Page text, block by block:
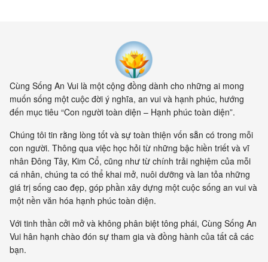
kết nối. Khía cạnh quan trọng
nhất của sự sống không còn là
vật nữa, mà là mối liên hệ giữa
các vật.
Cùng Sống An Vui là một cộng đồng dành cho những ai mong
muốn sống một cuộc đời ý nghĩa, an vui và hạnh phúc, hướng
đến mục tiêu “Con người toàn diện – Hạnh phúc toàn diện”.
Chúng tôi tin rằng lòng tốt và sự toàn thiện vốn sẵn có trong mỗi
con người. Thông qua việc học hỏi từ những bậc hiền triết và vĩ
nhân Đông Tây, Kim Cổ, cũng như từ chính trải nghiệm của mỗi
cá nhân, chúng ta có thể khai mở, nuôi dưỡng và lan tỏa những
giá trị sống cao đẹp, góp phần xây dựng một cuộc sống an vui và
một nền văn hóa hạnh phúc toàn diện.
Với tinh thần cởi mở và không phân biệt tông phái, Cùng Sống An
Vui hân hạnh chào đón sự tham gia và đồng hành của tất cả các
bạn.